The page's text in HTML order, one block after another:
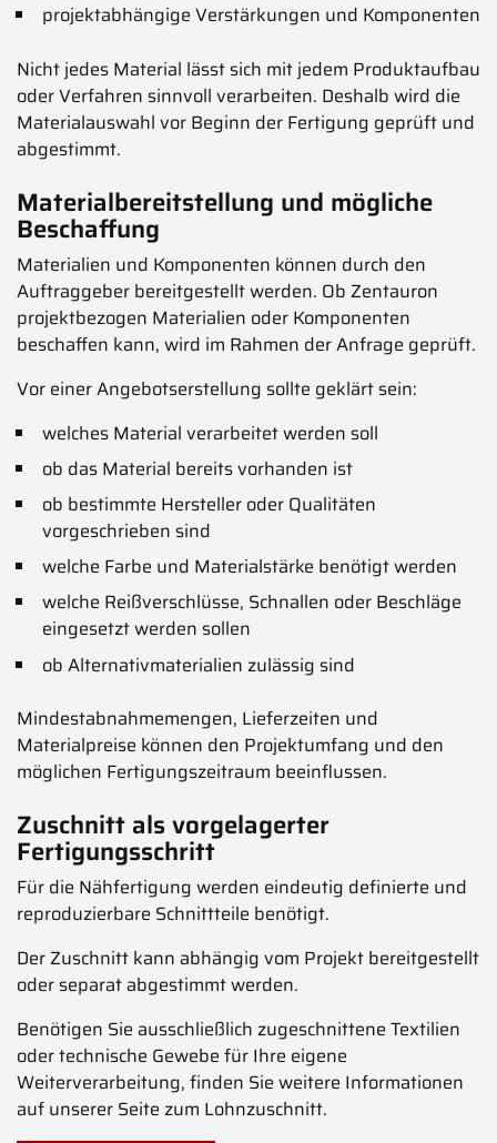
projektabhängige Verstärkungen und Komponenten
Nicht jedes Material lässt sich mit jedem Produktaufbau
oder Verfahren sinnvoll verarbeiten. Deshalb wird die
Materialauswahl vor Beginn der Fertigung geprüft und
abgestimmt.
Materialbereitstellung und mögliche
Beschaffung
Materialien und Komponenten können durch den
Auftraggeber bereitgestellt werden. Ob Zentauron
projektbezogen Materialien oder Komponenten
beschaffen kann, wird im Rahmen der Anfrage geprüft.
Vor einer Angebotserstellung sollte geklärt sein:
welches Material verarbeitet werden soll
ob das Material bereits vorhanden ist
ob bestimmte Hersteller oder Qualitäten
vorgeschrieben sind
welche Farbe und Materialstärke benötigt werden
welche Reißverschlüsse, Schnallen oder Beschläge
eingesetzt werden sollen
ob Alternativmaterialien zulässig sind
Mindestabnahmemengen, Lieferzeiten und
Materialpreise können den Projektumfang und den
möglichen Fertigungszeitraum beeinflussen.
Zuschnitt als vorgelagerter
Fertigungsschritt
Für die Nähfertigung werden eindeutig definierte und
reproduzierbare Schnittteile benötigt.
Der Zuschnitt kann abhängig vom Projekt bereitgestellt
oder separat abgestimmt werden.
Benötigen Sie ausschließlich zugeschnittene Textilien
oder technische Gewebe für Ihre eigene
Weiterverarbeitung, finden Sie weitere Informationen
auf unserer Seite zum Lohnzuschnitt.